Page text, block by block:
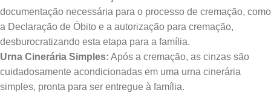
documentação necessária para o processo de cremação, como
a Declaração de Óbito e a autorização para cremação,
desburocratizando esta etapa para a família.
Urna Cinerária Simples: Após a cremação, as cinzas são
cuidadosamente acondicionadas em uma urna cinerária
simples, pronta para ser entregue à família.